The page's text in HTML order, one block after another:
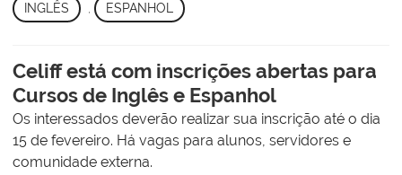
INGLÊS , ESPANHOL
Celiff está com inscrições abertas para
Cursos de Inglês e Espanhol
Os interessados deverão realizar sua inscrição até o dia
15 de fevereiro. Há vagas para alunos, servidores e
comunidade externa.